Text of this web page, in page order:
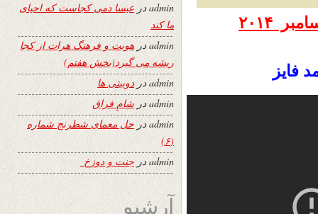
تاریخ نشر دوشنبه ۲۴ قوس ۱۳۹۳ – ۱۵ دسامبر ۲۰۱۴
فایز
adminدر عیسا دمی کجاست که احیای
ما کند
admin در هویت و فرهنگ هرات از کجا
ریشه می گیرد(بخش هفتم)
adminدردوبیتی ها
admin در شامِ فراق
adminدر حل معمای شطرنج شماره
(۶)
adminدر جنت و دوزخ
آرشیو